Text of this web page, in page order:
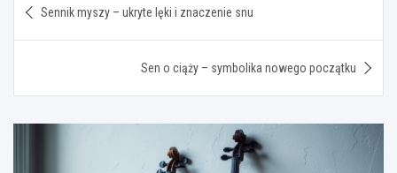
wpisu
Sennik myszy – ukryte lęki i znaczenie snu
Sen o ciąży – symbolika nowego początku